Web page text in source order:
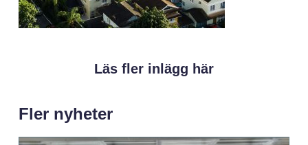
Läs fler inlägg här
Fler nyheter